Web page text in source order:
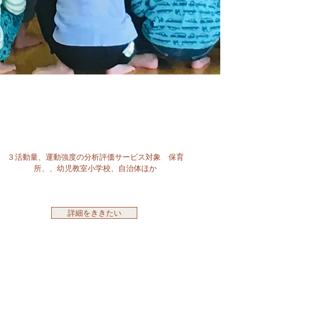
３活動量、運動強度の分析評価サービス対象 保育
所、、幼児教室小学校、自治体ほか
詳細をききたい